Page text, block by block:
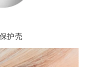
护壳